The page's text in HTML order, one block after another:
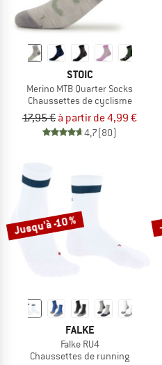
STOIC
Merino MTB Quarter Socks
Chaussettes de cyclisme
17,95 € à partir de 4,99 €
4,7(80)
Jusqu'à -10 %
FALKE
Falke RU4
Chaussettes de running